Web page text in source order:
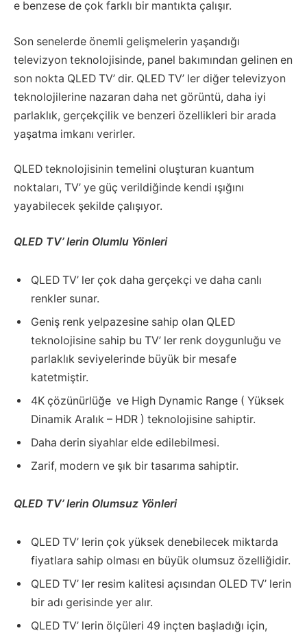
e benzese de çok farklı bir mantıkta çalışır.
Son senelerde önemli gelişmelerin yaşandığı
televizyon teknolojisinde, panel bakımından gelinen en
son nokta QLED TV’ dir. QLED TV’ ler diğer televizyon
teknolojilerine nazaran daha net görüntü, daha iyi
parlaklık, gerçekçilik ve benzeri özellikleri bir arada
yaşatma imkanı verirler.
QLED teknolojisinin temelini oluşturan kuantum
noktaları, TV’ ye güç verildiğinde kendi ışığını
yayabilecek şekilde çalışıyor.
QLED TV’ lerin Olumlu Yönleri
QLED TV’ ler çok daha gerçekçi ve daha canlı
renkler sunar.
Geniş renk yelpazesine sahip olan QLED
teknolojisine sahip bu TV’ ler renk doygunluğu ve
parlaklık seviyelerinde büyük bir mesafe
katetmiştir.
4K çözünürlüğe ve High Dynamic Range ( Yüksek
Dinamik Aralık – HDR ) teknolojisine sahiptir.
Daha derin siyahlar elde edilebilmesi.
Zarif, modern ve şık bir tasarıma sahiptir.
QLED TV’ lerin Olumsuz Yönleri
QLED TV’ lerin çok yüksek denebilecek miktarda
fiyatlara sahip olması en büyük olumsuz özelliğidir.
QLED TV’ ler resim kalitesi açısından OLED TV’ lerin
bir adı gerisinde yer alır.
QLED TV’ lerin ölçüleri 49 inçten başladığı için,